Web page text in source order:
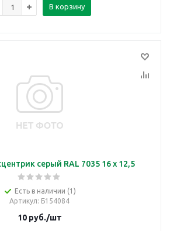
В корзину
серый RAL 7035 16 x 12,5
Есть в наличии (1)
Артикул: Б154084
10руб./шт